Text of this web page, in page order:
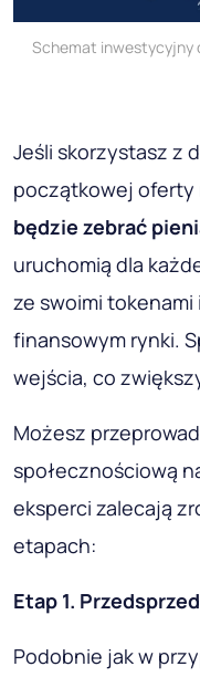
Schemat inwestycyjny
Jeśli skorzystasz z
początkowej oferty
będzie zebrać
uruchomią dla
ze swoimi
finansowym rynki.
wejścia, co
Możesz
społecznościową
eksperci zalecają
etapach:
Etap 1.
Podobnie jak w